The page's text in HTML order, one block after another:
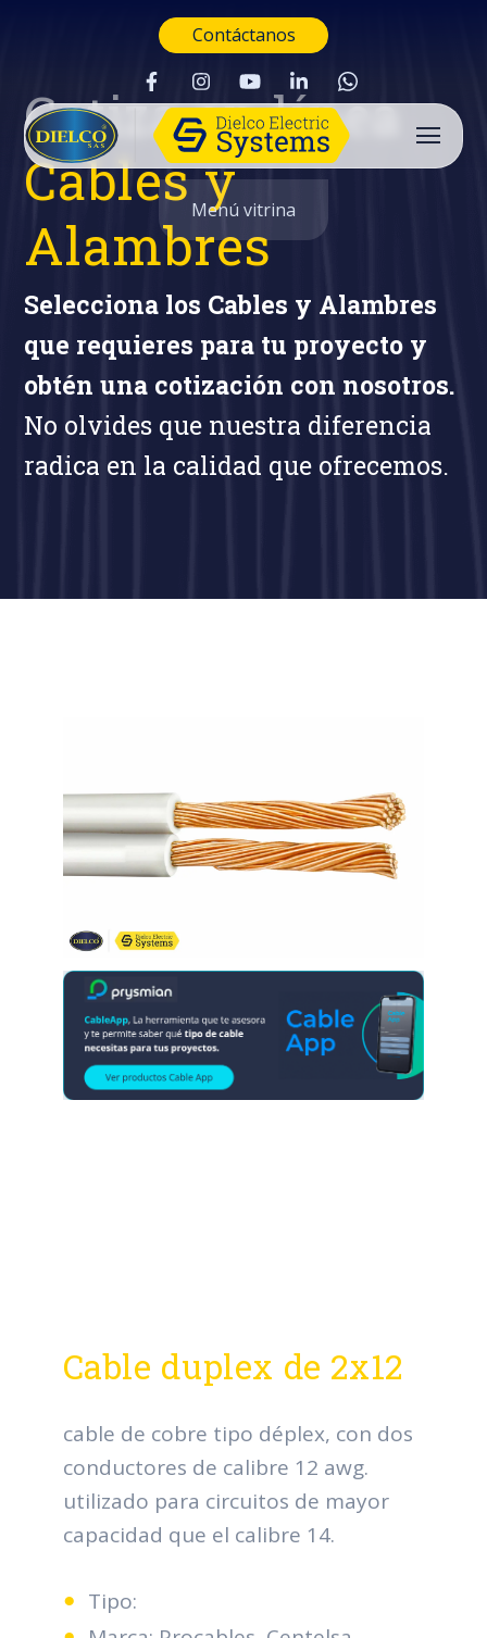
Contáctanos
Buscar
Menú vitrina
Cotiza en línea
Cables y
Alambres
Selecciona los Cables y Alambres
que requieres para tu proyecto y
obtén una cotización con nosotros.
No olvides que nuestra diferencia
radica en la calidad que ofrecemos.
Cable duplex de 2x12
cable de cobre tipo déplex, con dos
conductores de calibre 12 awg.
utilizado para circuitos de mayor
capacidad que el calibre 14.
Tipo: